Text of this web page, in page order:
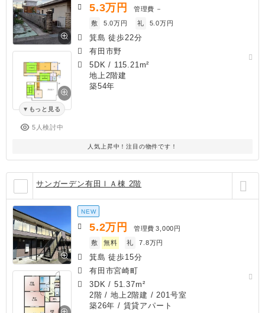
もっと見る
5人検討中
5.3万円 管理費 －
敷
5.0万円 礼 5.0万円
箕島 徒歩22分
有田市野
5DK / 115.21m²
地上2階建
築54年
人気上昇中！注目の物件です！
サンガーデン有田ⅠＡ棟 2階
NEW
5.2万円 管理費 3,000円
敷
無料 礼 7.8万円
箕島 徒歩15分
有田市宮崎町
3DK / 51.37m²
2階 / 地上2階建 / 201号室
築26年 / 賃貸アパート